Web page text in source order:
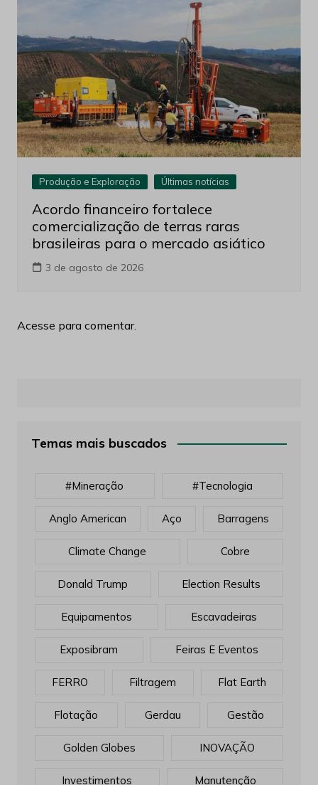
Produção e Exploração Últimas notícias
Acordo financeiro fortalece
comercialização de terras raras
brasileiras para o mercado asiático
Acesse para comentar.
Anglo American Aço Barragens
Climate Change Cobre
Donald Trump Election Results
Equipamentos Escavadeiras
Exposibram Feiras E Eventos
FERRO Flat Earth
Flotação Gerdau Gestão
Golden Globes INOVAÇÃO
Investimentos Manutenção
Market Stories Matérias Mina
Minas Gerais MINERADORAS